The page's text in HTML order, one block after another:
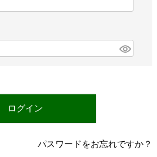
ログイン
パスワードをお忘れですか？